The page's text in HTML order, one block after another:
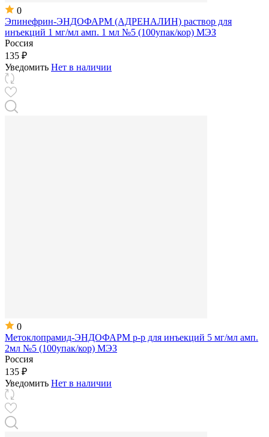
0
Эпинефрин-ЭНДОФАРМ (АДРЕНАЛИН) раствор для
инъекций 1 мг/мл амп. 1 мл №5 (100упак/кор) МЭЗ
Россия
135 ₽
Уведомить Нет в наличии
0
Метоклопрамид-ЭНДОФАРМ р-р для инъекций 5 мг/мл амп.
2мл №5 (100упак/кор) МЭЗ
Россия
135 ₽
Уведомить Нет в наличии